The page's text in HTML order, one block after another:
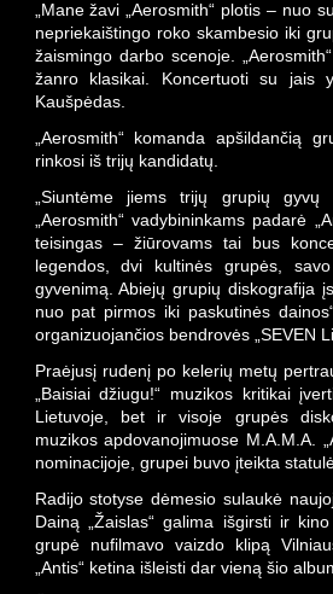
„Mane žavi „Aerosmith“ plotis – nuo
nepriekaištingo roko skambesio iki
žaismingo darbo scenoje.
žanro klasikai. Koncertuoti su jais
Kaušpėdas.
„Aerosmith“ komanda apšildančią
rinkosi iš trijų kandidatų.
„Siuntėme jiems trijų grupių gyvų
„Aerosmith“ vadybininkams padarė
teisingas – žiūrovams tai bus
legendos, dvi kultinės grupės,
gyvenimą. Abiejų grupių diskografija
nuo pat pirmos iki paskutinės
organizuojančios bendrovės „SEVEN
Praėjusį rudenį po kelerių metų
„Baisiai džiugu!“ muzikos kritikai
Lietuvoje, bet ir visoje grupės
muzikos apdovanojimuose M.A.M.A.
nominacijoje, grupei buvo įteikta
Radijo stotyse dėmesio sulaukė
Dainą „Žaislas“ galima išgirsti ir
grupė nufilmavo vaizdo klipą
„Antis“ ketina išleisti dar vieną šio